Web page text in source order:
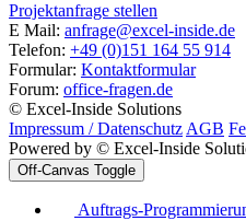
Projektanfrage stellen
E Mail: anfrage@excel-inside.de
Telefon: +49 (0)151 164 55 914
Formular: Kontaktformular
Forum: office-fragen.de
© Excel-Inside Solutions
Impressum / Datenschutz AGB
Powered by © Excel-Inside
Off-Canvas Toggle
Auftrags-